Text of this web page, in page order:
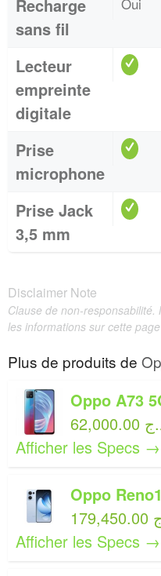
Recharge
sans fil
Lecteur
empreinte
digitale
Prise
microphone
Prise Jack
3,5 mm
Disclaimer Note
Clause de non-
les informations sur cette
Plus de produits de
Oppo A73
د.ج
Afficher les Specs →
Oppo
Afficher les Specs →